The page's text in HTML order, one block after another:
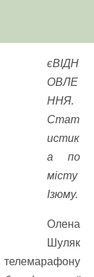
єВІДН
ОВЛЕ
ННЯ.
Стат
истик
а по
місту
Ізюму.
Олена
Шуляк
телемарафону